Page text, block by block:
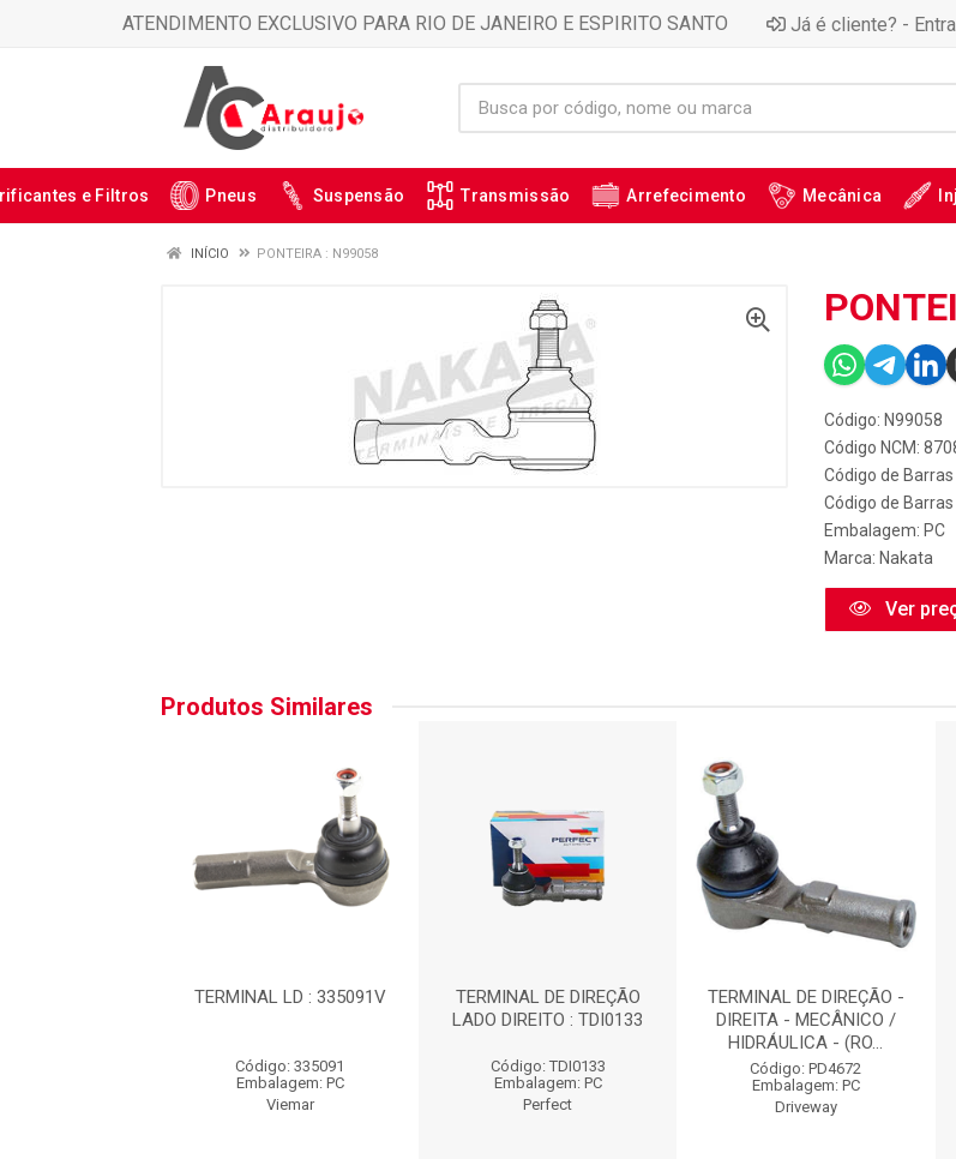
ATENDIMENTO EXCLUSIVO PARA RIO DE JANEIRO E ESPIRITO SANTO Já é cliente? -
e Filtros Pneus Suspensão Transmissão Arrefecimento Mecânica
INÍCIO PONTEIRA : N99058
Código: N99058
Código NCM:
Código de
Código de
Embalagem: PC
Marca: Nakata
Ver
Produtos Similares
TERMINAL LD : 335091V
Código: 335091
Embalagem: PC
Viemar
TERMINAL DE DIREÇÃO
LADO DIREITO : TDI0133
Código: TDI0133
Embalagem: PC
Perfect
TERMINAL DE DIREÇÃO -
DIREITA - MECÂNICO /
HIDRÁULICA - (RO...
Código: PD4672
Embalagem: PC
Driveway